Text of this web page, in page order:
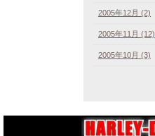
2005年12月 (2)
2005年11月 (12)
2005年10月 (3)